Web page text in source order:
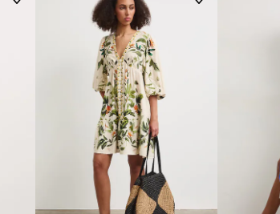
šaty univerzální a elegantní.
za krk, decentně odhalující ramena a zátylek.
lehkost a pohodlí v teplých dnech.
, usnadňující oblékání a svlékání šatů.
, které dodávají lehkost a usnadňují pohyb.
šatům svěží a přirozený vzhled.